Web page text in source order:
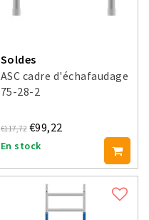
Soldes
ASC cadre d'échafaudage
75-28-2
€117,72 €99,22
En stock